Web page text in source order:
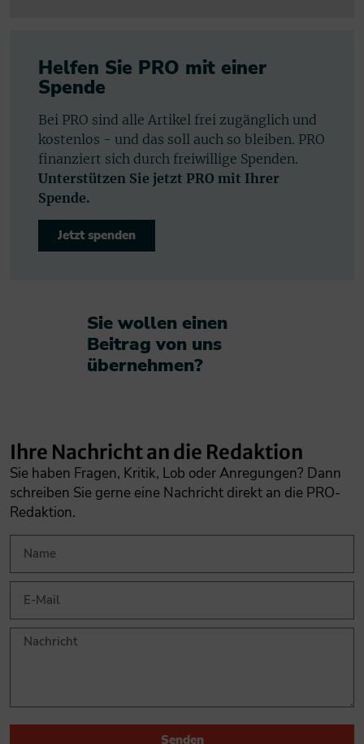
Helfen Sie PRO mit einer
Spende
Bei PRO sind alle Artikel frei zugänglich und
kostenlos - und das soll auch so bleiben. PRO
finanziert sich durch freiwillige Spenden.
Unterstützen Sie jetzt PRO mit Ihrer
Spende.
Jetzt spenden
Sie wollen einen
Beitrag von uns
übernehmen?​
Ihre Nachricht an die Redaktion
Sie haben Fragen, Kritik, Lob oder Anregungen? Dann
schreiben Sie gerne eine Nachricht direkt an die PRO-
Redaktion.
Senden